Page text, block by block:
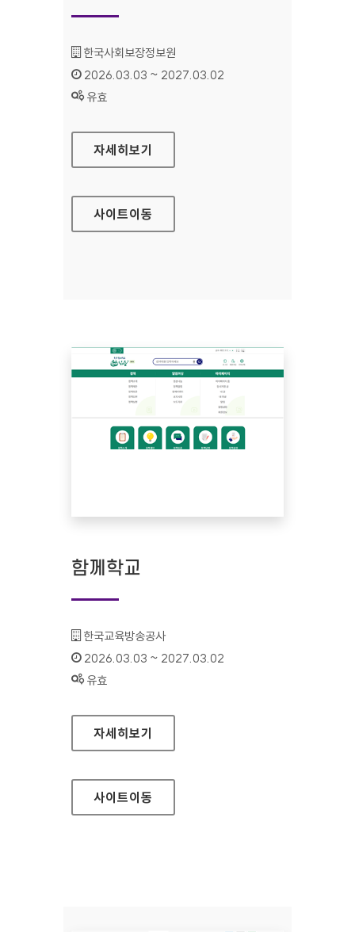
기관명 :
한국사회보장정보원
인증기간 :
2026.03.03 ~ 2027.03.02
상태 :
유효
의료정보보호센터
자세히보기
사이트이동
함께학교
기관명 :
한국교육방송공사
인증기간 :
2026.03.03 ~ 2027.03.02
상태 :
유효
함께학교
자세히보기
사이트이동